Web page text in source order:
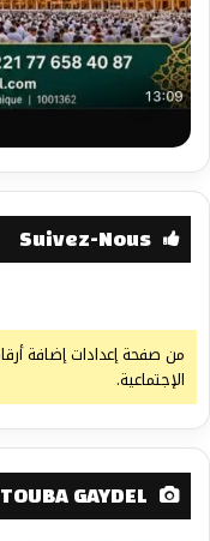
Suivez-Nous
من صفحة إعدادات إضافة
الإجتماعية.
GAYDEL